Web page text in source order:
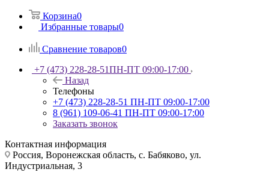
Корзина0
Избранные товары0
Сравнение товаров0
+7 (473) 228-28-51ПН-ПТ 09:00-17:00
Назад
Телефоны
+7 (473) 228-28-51 ПН-ПТ 09:00-17:00
8 (961) 109-06-41 ПН-ПТ 09:00-17:00
Заказать звонок
Контактная информация
Россия, Воронежская область, с. Бабяково, ул.
Индустриальная, 3